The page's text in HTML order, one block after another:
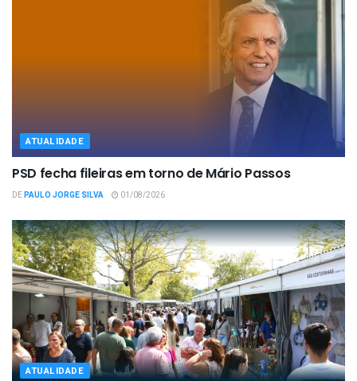
ATUALIDADE
PSD fecha fileiras em torno de Mário Passos
DEPAULO JORGE SILVA 01/08/2026
ATUALIDADE